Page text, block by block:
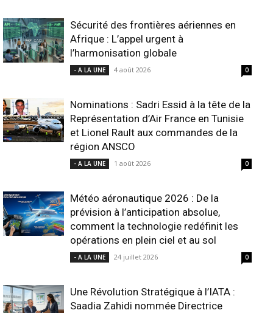
Sécurité des frontières aériennes en
Afrique : L’appel urgent à
l’harmonisation globale
- A LA UNE 4 août 2026 0
Nominations : Sadri Essid à la tête de la
Représentation d’Air France en Tunisie
et Lionel Rault aux commandes de la
région ANSCO
- A LA UNE 1 août 2026 0
Météo aéronautique 2026 : De la
prévision à l’anticipation absolue,
comment la technologie redéfinit les
opérations en plein ciel et au sol
- A LA UNE 24 juillet 2026 0
Une Révolution Stratégique à l’IATA :
Saadia Zahidi nommée Directrice